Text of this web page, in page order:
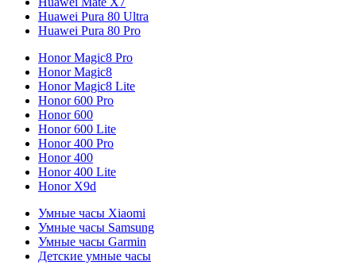
Huawei Pura 80 Ultra
Huawei Pura 80 Pro
Honor Magic8 Pro
Honor Magic8
Honor Magic8 Lite
Honor 600 Pro
Honor 600
Honor 600 Lite
Honor 400 Pro
Honor 400
Honor 400 Lite
Honor X9d
Умные часы Xiaomi
Умные часы Samsung
Умные часы Garmin
Детские умные часы